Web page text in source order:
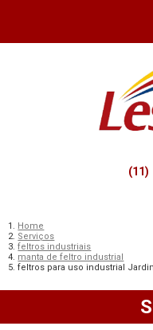
(11)
Home
Serviços
feltros industriais
manta de feltro industrial
feltros para uso industrial